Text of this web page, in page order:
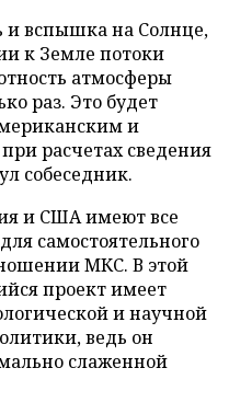
и вспышка на Солнце,
к Земле потоки
атмосферы
раз. Это будет
и
расчетах сведения
собеседник.
и США имеют все
самостоятельного
МКС. В этой
проект имеет
и научной
ведь он
слаженной